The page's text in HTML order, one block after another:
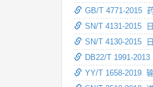
GB/T 4771-2015
SN/T 4131-2015
SN/T 4130-2015
DB22/T 1991-
YY/T 1658-2019